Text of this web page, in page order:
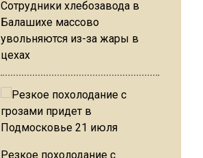
Сотрудники хлебозавода в
Балашихе массово
увольняются из-за жары в
цехах
Резкое похолодание с